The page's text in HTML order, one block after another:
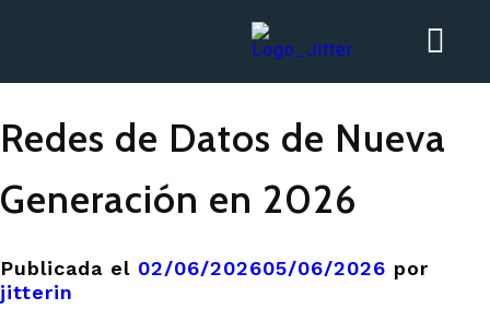
Redes de Datos de Nueva
Generación en 2026
Publicada el 02/06/202605/06/2026 por
jitterin